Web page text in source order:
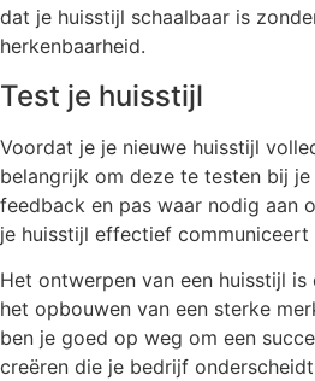
dat je huisstijl schaalbaar is
herkenbaarheid.
Test je huisstijl
Voordat je je nieuwe huisstijl
belangrijk om deze te testen bij
feedback en pas waar nodig aan
je huisstijl effectief
Het ontwerpen van een huisstijl
het opbouwen van een sterke
ben je goed op weg om een
creëren die je bedrijf